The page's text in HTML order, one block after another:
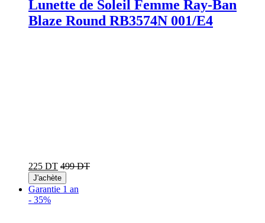
Lunette de Soleil Femme Ray-Ban
Blaze Round RB3574N 001/E4
225 DT 499 DT
J'achète
Garantie 1 an
- 35%